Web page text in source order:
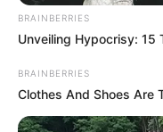
στις παρυφές του
Οι κάτοικοι ζουν
ιστορία του
πετρώματα και
προσφέρουν
BRAINBERRIES
Unveiling Hypocrisy: 15
BRAINBERRIES
Clothes And Shoes Are